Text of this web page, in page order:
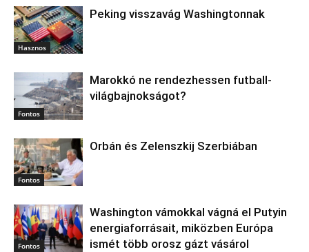
Hasznos
Peking visszavág Washingtonnak
Fontos
Marokkó ne rendezhessen futball-
világbajnokságot?
Fontos
Orbán és Zelenszkij Szerbiában
Fontos
Washington vámokkal vágná el Putyin
energiaforrásait, miközben Európa
ismét több orosz gázt vásárol